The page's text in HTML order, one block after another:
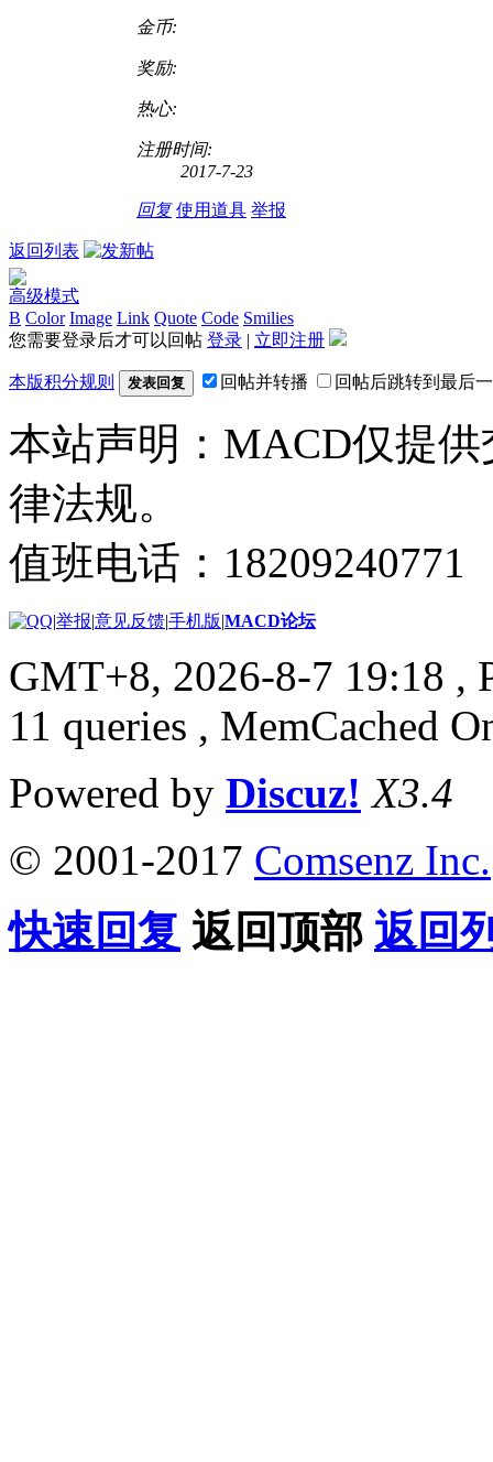
金币:
奖励:
热心:
注册时间:
2017-7-23
回复 使用道具 举报
返回列表
高级模式
B Color Image Link Quote Code Smilies
您需要登录后才可以回帖 登录 | 立即注册
本版积分规则 发表回复 回帖并转播 回帖后跳转到最后
本站声明：MACD仅提
律法规。
值班电话：
|举报|意见反馈|手机版|MACD论坛
GMT+8, 2026-8-7 19:18 ,
11 queries , MemCached
Powered by Discuz! X3.4
© 2001-2017 Comsenz Inc.
快速回复 返回顶部 返回